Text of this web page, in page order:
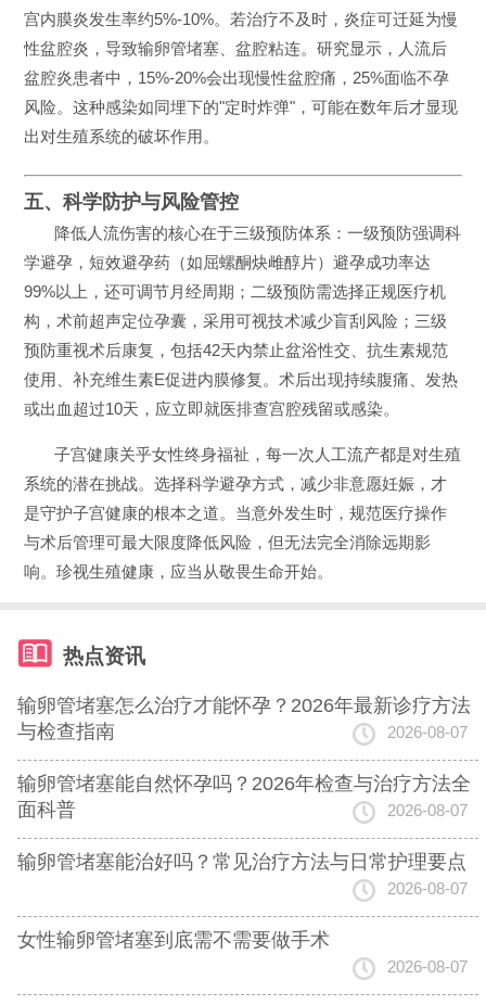
宫内膜炎发生率约5%-10%。若治疗不及时，炎症可迁延为慢
性盆腔炎，导致输卵管堵塞、盆腔粘连。研究显示，人流后
盆腔炎患者中，15%-20%会出现慢性盆腔痛，25%面临不孕
风险。这种感染如同埋下的"定时炸弹"，可能在数年后才显现
出对生殖系统的破坏作用。
五、科学防护与风险管控
降低人流伤害的核心在于三级预防体系：一级预防强调科
学避孕，短效避孕药（如屈螺酮炔雌醇片）避孕成功率达
99%以上，还可调节月经周期；二级预防需选择正规医疗机
构，术前超声定位孕囊，采用可视技术减少盲刮风险；三级
预防重视术后康复，包括42天内禁止盆浴性交、抗生素规范
使用、补充维生素E促进内膜修复。术后出现持续腹痛、发热
或出血超过10天，应立即就医排查宫腔残留或感染。
子宫健康关乎女性终身福祉，每一次人工流产都是对生殖
系统的潜在挑战。选择科学避孕方式，减少非意愿妊娠，才
是守护子宫健康的根本之道。当意外发生时，规范医疗操作
与术后管理可最大限度降低风险，但无法完全消除远期影
响。珍视生殖健康，应当从敬畏生命开始。
热点资讯
输卵管堵塞怎么治疗才能怀孕？2026年最新诊疗方法
与检查指南
2026-08-07
输卵管堵塞能自然怀孕吗？2026年检查与治疗方法全
面科普
2026-08-07
输卵管堵塞能治好吗？常见治疗方法与日常护理要点
2026-08-07
女性输卵管堵塞到底需不需要做手术
2026-08-07